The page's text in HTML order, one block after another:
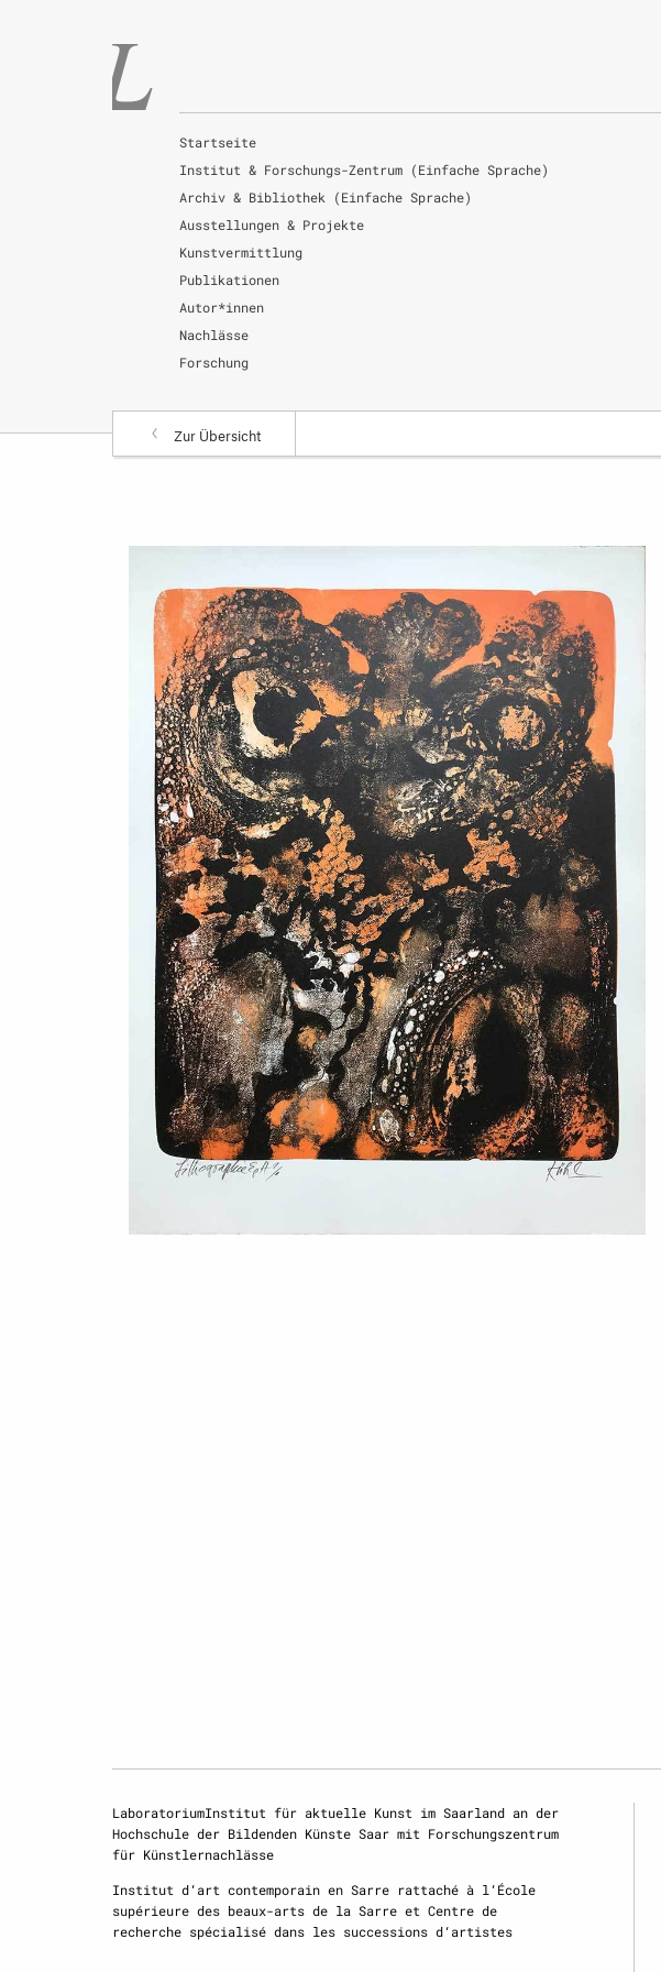
Startseite
Institut & Forschungs-Zentrum (Einfache Sprache)
Archiv & Bibliothek (Einfache Sprache)
Ausstellungen & Projekte
Kunstvermittlung
Publikationen
Autor*innen
Nachlässe
Forschung
Zur Übersicht
LaboratoriumInstitut für aktuelle Kunst im Saarland an der
Hochschule der Bildenden Künste Saar mit Forschungszentrum
für Künstlernachlässe
Institut d‘art contemporain en Sarre rattaché à l‘École
supérieure des beaux-arts de la Sarre et Centre de
recherche spécialisé dans les successions d‘artistes